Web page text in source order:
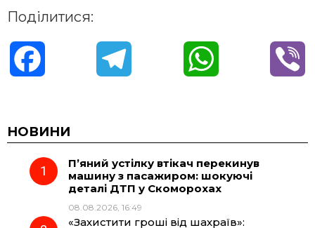
Поділитися:
c
e e t
НОВИНИ
П’яний устілку втікач перекинув
машину з пасажиром: шокуючі
деталі ДТП у Скоморохах
08.08.2026, 16:49
«Захистити гроші від шахраїв»: